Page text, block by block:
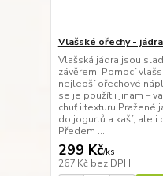
Vlašské ořechy -
Vlašská jádra jsou
závěrem. Pomocí
nejlepší ořechové
se je použít i jinam –
chuť i texturu.Pražené
do jogurtů a kaší, ale i
Předem ...
299 Kč/ks
267 Kč bez DPH